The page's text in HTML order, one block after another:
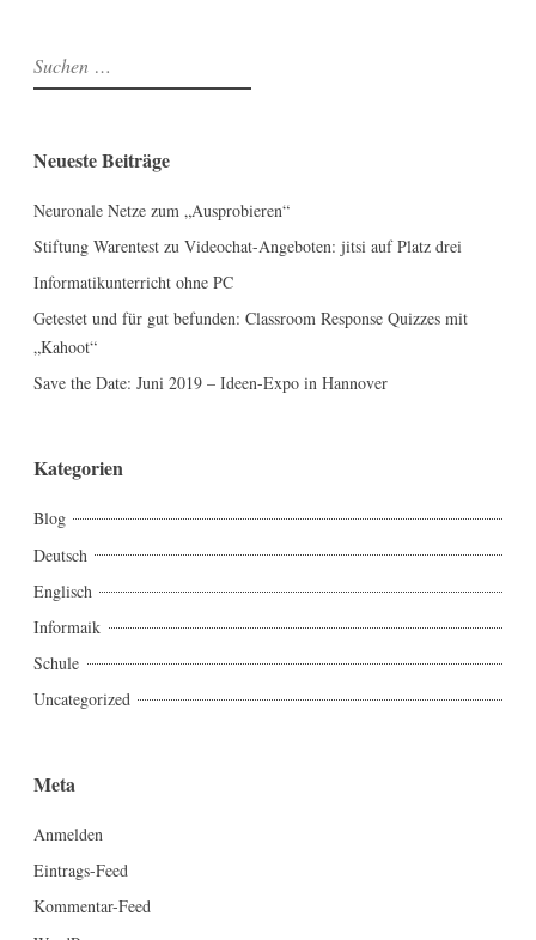
n
a
i
g
a
t
i
o
n
S
u
e
n
a
c
h
:
Neueste Beiträge
Neuronale Netze zum „Ausprobieren“
Stiftung Warentest zu Videochat-Angeboten: jitsi auf Platz drei
Informatikunterricht ohne PC
Getestet und für gut befunden: Classroom Response Quizzes mit
„Kahoot“
Save the Date: Juni 2019 – Ideen-Expo in Hannover
Kategorien
Blog
Deutsch
Englisch
Informaik
Schule
Uncategorized
Meta
Anmelden
Eintrags-Feed
Kommentar-Feed